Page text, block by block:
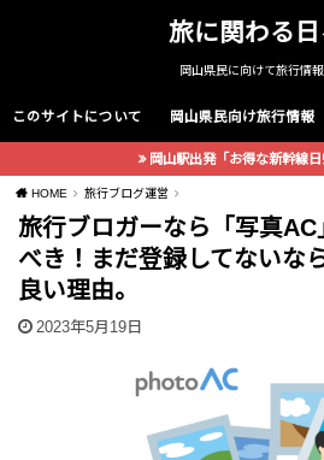
旅に関わる日
岡山県民に向けて旅行情
このサイトについて 岡山県民向け旅行情報
岡山駅出発「お得な新幹線日
HOME 旅行ブログ運営
旅行ブロガーなら「写真AC
べき！まだ登録してないな
良い理由。
2023年5月19日